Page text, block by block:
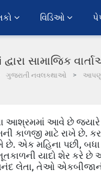
વિડિઓ
સામાજિક
ગુજરાતી નવલકથાઓ આપણું
આશ્રમમાં આવે છે
કાળજી માટે રાખે છે.
છે. એક મહિના પછી,
યાદો શેર કરે છે અને
લેતા, તેઓ